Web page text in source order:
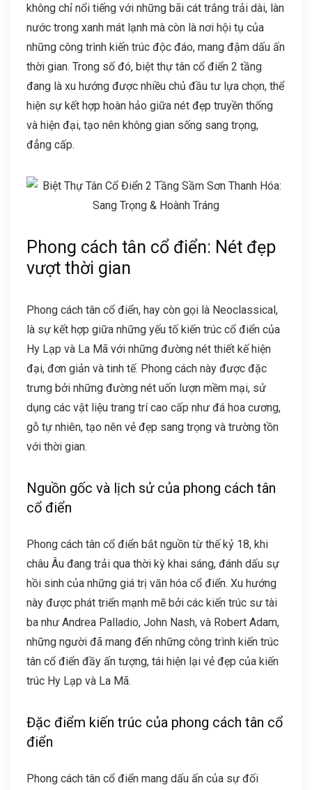
không chỉ nổi tiếng với những bãi cát trắng trải dài, làn
nước trong xanh mát lạnh mà còn là nơi hội tụ của
những công trình kiến trúc độc đáo, mang đậm dấu ấn
thời gian. Trong số đó, biệt thự tân cổ điển 2 tầng
đang là xu hướng được nhiều chủ đầu tư lựa chọn, thể
hiện sự kết hợp hoàn hảo giữa nét đẹp truyền thống
và hiện đại, tạo nên không gian sống sang trọng,
đẳng cấp.
Phong cách tân cổ điển: Nét đẹp
vượt thời gian
Phong cách tân cổ điển, hay còn gọi là Neoclassical,
là sự kết hợp giữa những yếu tố kiến trúc cổ điển của
Hy Lạp và La Mã với những đường nét thiết kế hiện
đại, đơn giản và tinh tế. Phong cách này được đặc
trưng bởi những đường nét uốn lượn mềm mại, sử
dụng các vật liệu trang trí cao cấp như đá hoa cương,
gỗ tự nhiên, tạo nên vẻ đẹp sang trọng và trường tồn
với thời gian.
Nguồn gốc và lịch sử của phong cách tân
cổ điển
Phong cách tân cổ điển bắt nguồn từ thế kỷ 18, khi
châu Âu đang trải qua thời kỳ khai sáng, đánh dấu sự
hồi sinh của những giá trị văn hóa cổ điển. Xu hướng
này được phát triển mạnh mẽ bởi các kiến trúc sư tài
ba như Andrea Palladio, John Nash, và Robert Adam,
những người đã mang đến những công trình kiến trúc
tân cổ điển đầy ấn tượng, tái hiện lại vẻ đẹp của kiến
trúc Hy Lạp và La Mã.
Đặc điểm kiến trúc của phong cách tân cổ
điển
Phong cách tân cổ điển mang dấu ấn của sự đối